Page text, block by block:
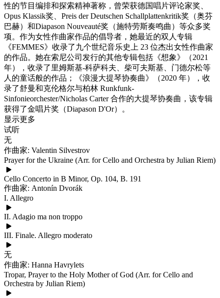
性的节目编排和探索精神著称，曾荣获德国唱片评论家奖、
Opus Klassik奖、Preis der Deutschen Schallplattenkritik奖（奥芬
巴赫）和Diapason Nouveauté奖（施特劳斯奏鸣曲）等众多奖
项。作为女性作曲家作品的倡导者，她最近的双人专辑
《FEMMES》收录了九个世纪音乐史上 23 位杰出女性作曲家
的作品。她在索尼公司发行的其他专辑包括《想象》（2021
年），收录了里姆斯基-科萨科夫、柴可夫斯基、门德尔松等
人的童话般的作品；《浪漫大提琴协奏曲》（2020 年），收
录了舒曼和克伦格尔与柏林 Runkfunk-
Sinfonieorchester/Nicholas Carter 合作的大提琴协奏曲，该专辑
获得了金唱片奖（Diapason D'Or）。
显示更多
试听
无
作曲家: Valentin Silvestrov
Prayer for the Ukraine (Arr. for Cello and Orchestra by Julian Riem)
Cello Concerto in B Minor, Op. 104, B. 191
作曲家: Antonín Dvorák
I. Allegro
II. Adagio ma non troppo
III. Finale. Allegro moderato
无
作曲家: Hanna Havrylets
Tropar, Prayer to the Holy Mother of God (Arr. for Cello and
Orchestra by Julian Riem)